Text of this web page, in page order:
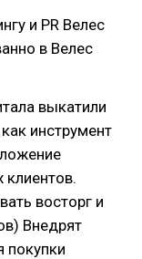
и PR Велес
в Велес
выкатили
инструмент
клиентов.
восторг и
Внедрят
покупки